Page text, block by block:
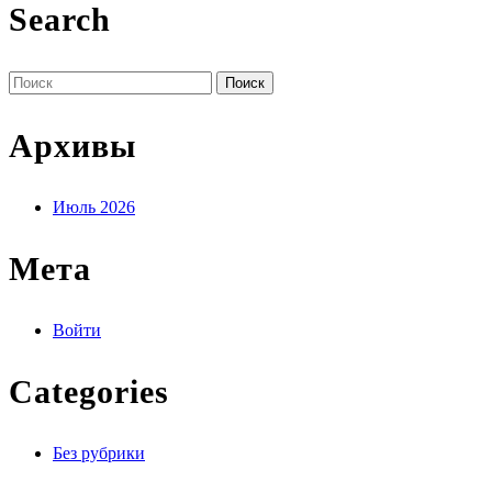
Search
Поиск
по:
Архивы
Июль 2026
Мета
Войти
Categories
Без рубрики